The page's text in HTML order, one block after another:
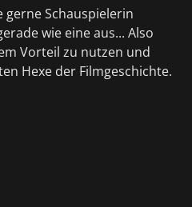
Schauspielerin
wie eine aus... Also
Vorteil zu nutzen und
Hexe der Filmgeschichte.